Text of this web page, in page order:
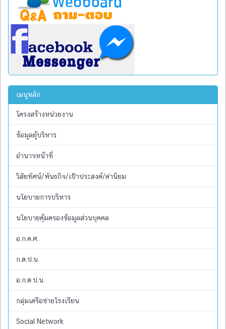
เมนูหลัก
โครงสร้างหน่วยงาน
ข้อมูลผู้บริหาร
อำนาจหน้าที่
วิสัยทัศน์/พันธกิจ/เป้าประสงค์/ค่านิยม
นโยบายการบริหาร
นโยบายคุ้มครองข้อมูลส่วนบุคคล
อ.ก.ค.ศ.
ก.ต.ป.น.
อ.ก.ต.ป.น.
กลุ่มเครือข่ายโรงเรียน
Social Network